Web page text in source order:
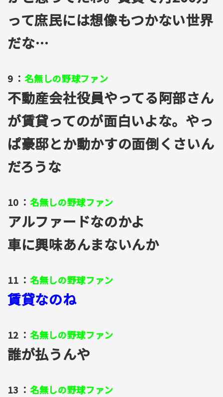
って庶民には想像もつかない世界
だな…
9 ：名無しの野球ファン
不動産会社役員やってる阿部さん
が賃貸ってのが面白いよな。やっ
ぱ豪邸とか動かすの面倒くさいん
だろうな
10 ： 名無しの野球ファン
アルファードなのかよ
車に興味あんまないんか
11 ： 名無しの野球ファン
賃貸なのね
12 ： 名無しの野球ファン
誰が払うんや
13 ： 名無しの野球ファン